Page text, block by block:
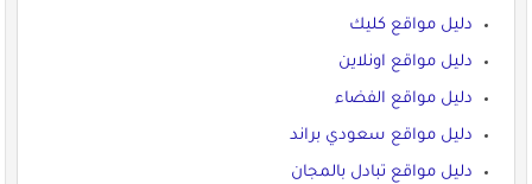
دليل مواقع كليك
دليل مواقع اونلاين
دليل مواقع الفضاء
دليل مواقع سعودي براند
دليل مواقع تبادل بالمجان